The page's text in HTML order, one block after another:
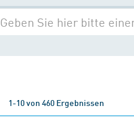
1-10 von 460 Ergebnissen